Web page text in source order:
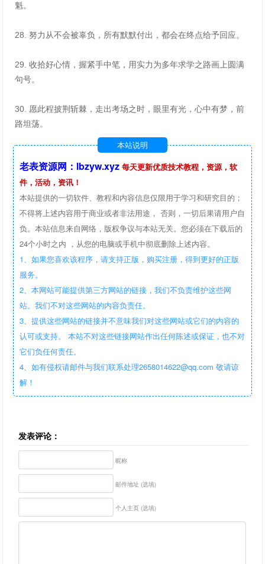
魁。
28. 努力从不会被辜负，所有默默付出，都会在终点给予回应。
29. 收拾好心情，握紧手中笔，用实力为多年求学之路画上圆满
句号。
30. 愿此程披荆斩棘，走出考场之时，眼里有光，心中有梦，前
路坦荡。
本站说明
老表资源网：lbzyw.xyz 每天更新优质技术教程，资源，软
件，活动，资讯！
本站提供的一切软件、教程和内容信息仅限用于学习和研究目的；
不得将上述内容用于商业或者非法用途， 否则，一切后果请用户自
负。本站信息来自网络，版权争议与本站无关。您必须在下载后的
24个小时之内 ，从您的电脑或手机中彻底删除上述内容。
1、如果您喜欢该程序，请支持正版，购买注册，得到更好的正版
服务。
2、本网站可能提供第三方网站的链接，我们不负责维护这些网
站。我们不对这些网站的内容负责任。
3、提供这些网站的链接并不意味我们对这些网站或它们的内容的
认可或支持。 本站不对这些链接网站作出任何陈述或保证，也不对
它们负任何责任。
4、如有侵权请邮件与我们联系处理2658014622@qq.com 敬请谅
解！
发表评论：
昵称
邮件地址 (选填)
个人主页 (选填)